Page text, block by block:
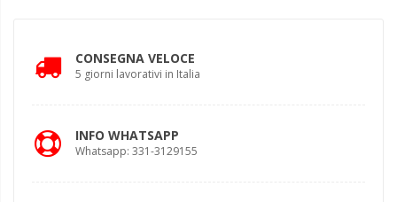
CONSEGNA VELOCE
5 giorni lavorativi in Italia
INFO WHATSAPP
Whatsapp: 331-3129155